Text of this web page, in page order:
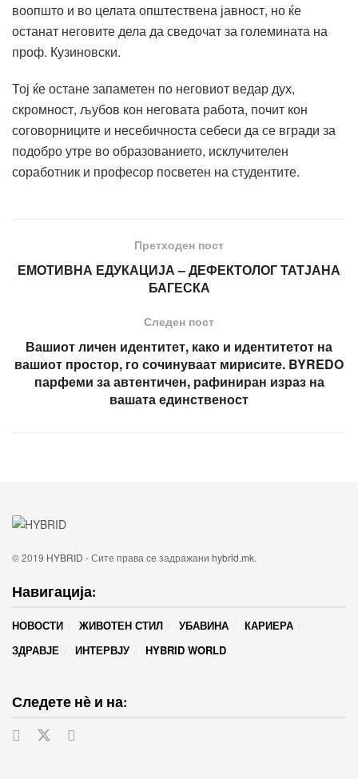
воопшто и во целата општествена јавност, но ќе
останат неговите дела да сведочат за големината на
проф. Кузиновски.
Тој ќе остане запаметен по неговиот ведар дух,
скромност, љубов кон неговата работа, почит кон
соговорниците и несебичноста себеси да се вгради за
подобро утре во образованието, исклучителен
соработник и професор посветен на студентите.
Претходен пост
ЕМОТИВНА ЕДУКАЦИЈА – ДЕФЕКТОЛОГ ТАТЈАНА
БАГЕСКА
Следен пост
Вашиот личен идентитет, како и идентитетот на
вашиот простор, го сочинуваат мирисите. BYREDO
парфеми за автентичен, рафиниран израз на
вашата единственост
© 2019 HYBRID - Сите права се задражани hybrid.mk.
Навигација:
НОВОСТИ ЖИВОТЕН СТИЛ УБАВИНА
КАРИЕРА
ЗДРАВЈЕ
ИНТЕРВЈУ HYBRID WORLD
Следете нѐ и на: